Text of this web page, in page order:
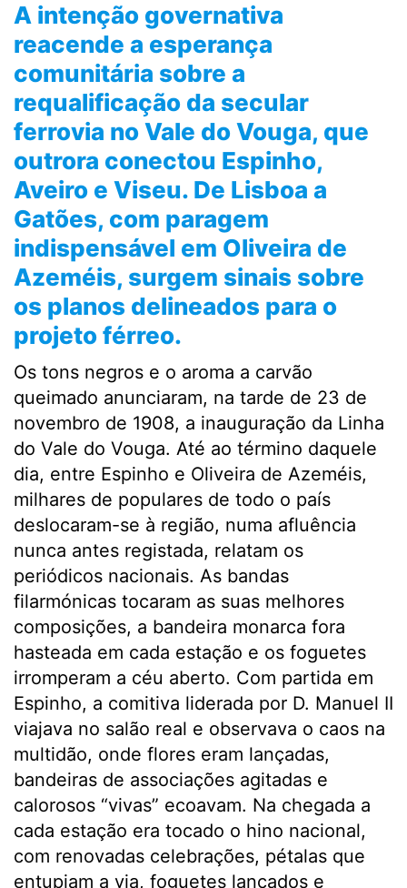
A intenção governativa
reacende a esperança
comunitária sobre a
requalificação da secular
ferrovia no Vale do Vouga, que
outrora conectou Espinho,
Aveiro e Viseu. De Lisboa a
Gatões, com paragem
indispensável em Oliveira de
Azeméis, surgem sinais sobre
os planos delineados para o
projeto férreo.
Os tons negros e o aroma a carvão
queimado anunciaram, na tarde de 23 de
novembro de 1908, a inauguração da Linha
do Vale do Vouga. Até ao término daquele
dia, entre Espinho e Oliveira de Azeméis,
milhares de populares de todo o país
deslocaram-se à região, numa afluência
nunca antes registada, relatam os
periódicos nacionais. As bandas
filarmónicas tocaram as suas melhores
composições, a bandeira monarca fora
hasteada em cada estação e os foguetes
irromperam a céu aberto. Com partida em
Espinho, a comitiva liderada por D. Manuel II
viajava no salão real e observava o caos na
multidão, onde flores eram lançadas,
bandeiras de associações agitadas e
calorosos “vivas” ecoavam. Na chegada a
cada estação era tocado o hino nacional,
com renovadas celebrações, pétalas que
entupiam a via, foguetes lançados e